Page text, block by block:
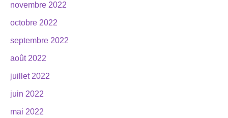
novembre 2022
octobre 2022
septembre 2022
août 2022
juillet 2022
juin 2022
mai 2022